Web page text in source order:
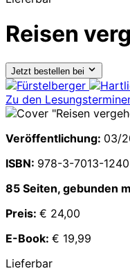
Reisen
Jetzt bestellen bei
Zu den
Veröffentlichung: 03/
ISBN: 978-3-7013-
85 Seiten, gebunden
Preis: € 24,00
E-Book: € 19,99
Lieferbar